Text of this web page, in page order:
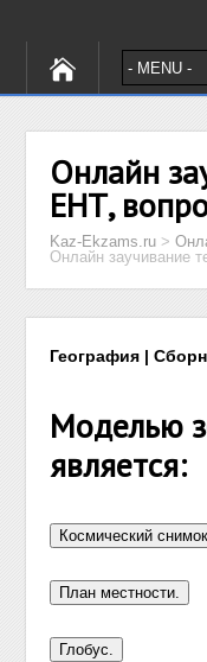
Онлайн
ЕНТ,
Kaz-Ekzams.ru >
Онлайн заучивание
География |
Моделью
является: